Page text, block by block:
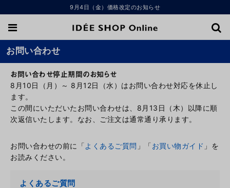
9月4日（金）価格改定のお知らせ
お問い合わせ
お問い合わせ停止期間のお知らせ
8月10日（月）～ 8月12日（水）はお問い合わせ対応を休止し
ます。
この間にいただいたお問い合わせは、8月13日（木）以降に順
次返信いたします。なお、ご注文は通常通り承ります。
お問い合わせの前に「よくあるご質問 」「お買い物ガイド 」を
お読みください。
よくあるご質問